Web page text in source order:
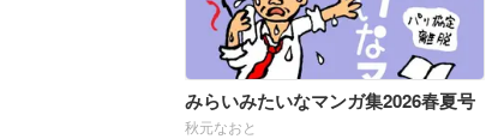
みらいみたいなマンガ集2026春夏号
秋元なおと